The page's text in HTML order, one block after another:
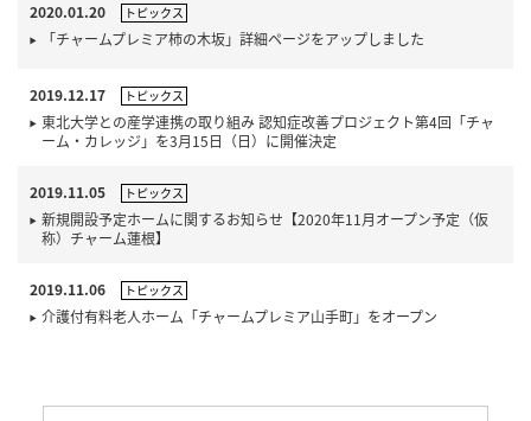
2020.01.20 トピックス
「チャームプレミア柿の木坂」詳細ページをアップしました
2019.12.17 トピックス
東北大学との産学連携の取り組み 認知症改善プロジェクト第4回「チャ
ーム・カレッジ」を3月15日（日）に開催決定
2019.11.05 トピックス
新規開設予定ホームに関するお知らせ【2020年11月オープン予定（仮
称）チャーム蓮根】
2019.11.06 トピックス
介護付有料老人ホーム「チャームプレミア山手町」をオープン